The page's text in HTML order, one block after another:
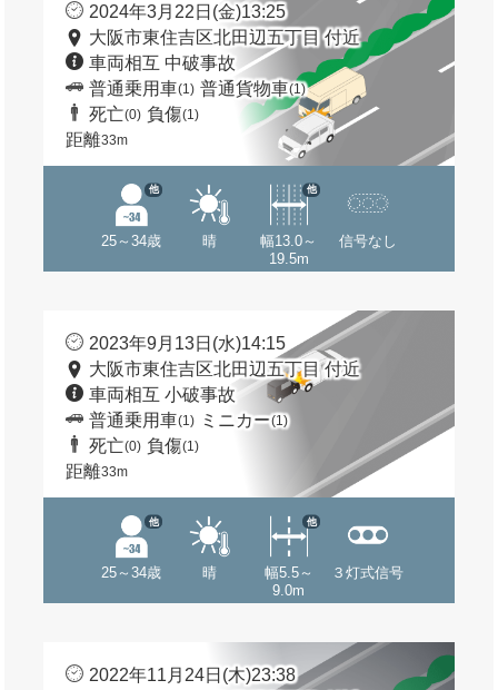
2024年3月22日(金)13:25
大阪市東住吉区北田辺五丁目 付近
車両相互 中破事故
普通乗用車(1) 普通貨物車(1)
死亡(0) 負傷(1)
距離33m
25～34歳
他
晴
幅13.0～
19.5m
他
信号なし
2023年9月13日(水)14:15
大阪市東住吉区北田辺五丁目 付近
車両相互 小破事故
普通乗用車(1) ミニカー(1)
死亡(0) 負傷(1)
距離33m
25～34歳
他
晴
幅5.5～
9.0m
他
３灯式信号
2022年11月24日(木)23:38